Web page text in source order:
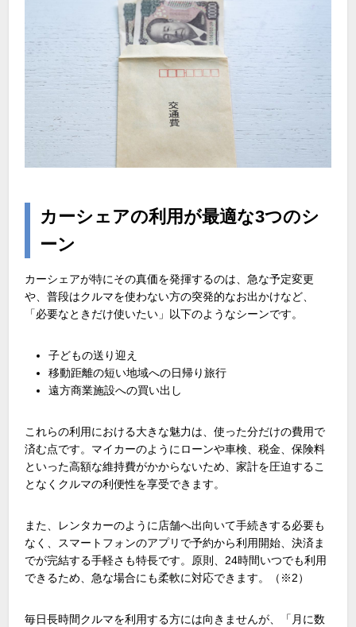
カーシェアの利用が最適な3つのシ
ーン
カーシェアが特にその真価を発揮するのは、急な予定変更
や、普段はクルマを使わない方の突発的なお出かけなど、
「必要なときだけ使いたい」以下のようなシーンです。
子どもの送り迎え
移動距離の短い地域への日帰り旅行
遠方商業施設への買い出し
これらの利用における大きな魅力は、使った分だけの費用で
済む点です。マイカーのようにローンや車検、税金、保険料
といった高額な維持費がかからないため、家計を圧迫するこ
となくクルマの利便性を享受できます。
また、レンタカーのように店舗へ出向いて手続きする必要も
なく、スマートフォンのアプリで予約から利用開始、決済ま
でが完結する手軽さも特長です。原則、 24時間いつでも利用
できるため、急な場合にも柔軟に対応できます。（ ※2）
毎日長時間クルマを利用する方には向きませんが、「月に数